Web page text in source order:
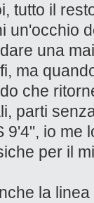
tutto il
un'occhio
una
ma
che
parti
9'4", io me
per il
la